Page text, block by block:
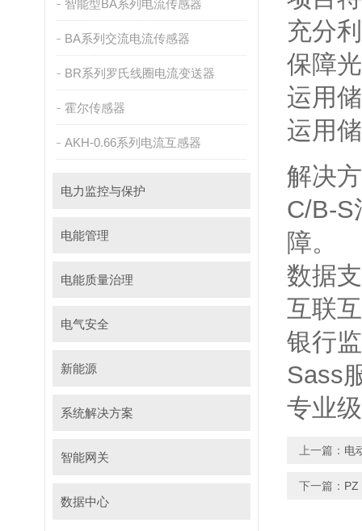
智能型BA系列电流传感器
BA系列交流电流传感器
BR系列罗氏线圈电流变送器
霍尔传感器
AKH-0.66系列电流互感器
电力监控与保护
电能管理
电能质量治理
电气安全
新能源
系统解决方案
智能网关
数据中心
充分
保障
运用
运用
解决
C/B-S
障。
数据
互联
银行
Sass
专业
上一篇： 电
下一篇： PZ